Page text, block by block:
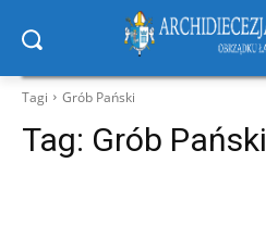
Tagi Grób Pański
Tag: Grób Pański